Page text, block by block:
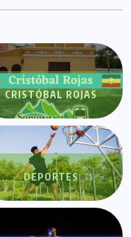
CRISTÓBAL ROJAS
DEPORTES